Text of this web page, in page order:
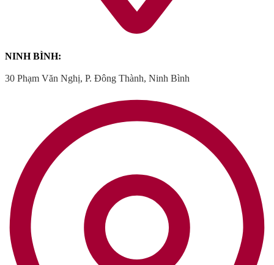
NINH BÌNH:
30 Phạm Văn Nghị, P. Đông Thành, Ninh Bình